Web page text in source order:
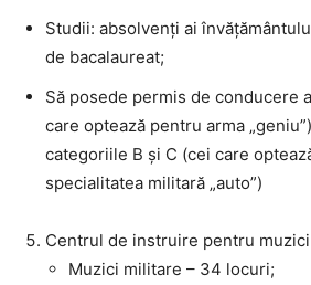
Studii: absolvenți ai
de bacalaureat;
Să posede permis de conducere
care optează pentru arma
categoriile B și C (cei care
specialitatea militară „auto”)
Centrul de instruire pentru
Muzici militare – 34 locuri;